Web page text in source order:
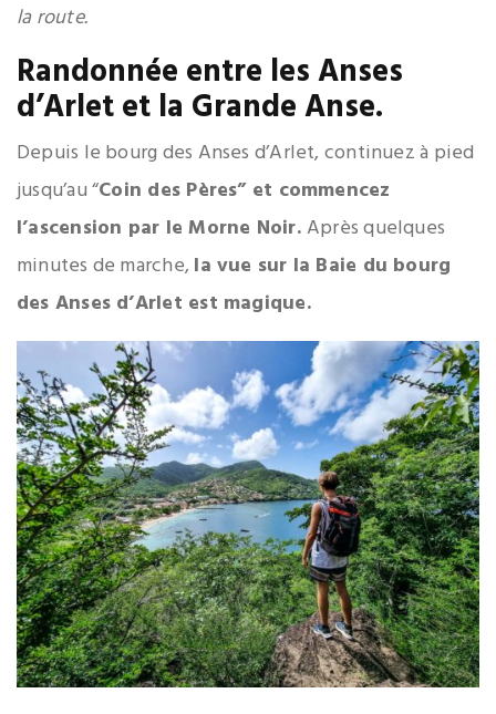
la route.
Randonnée entre les Anses
d’Arlet et la Grande Anse.
Depuis le bourg des Anses d’Arlet, continuez à pied
jusqu’au “Coin des Pères” et commencez
l’ascension par le Morne Noir.Après quelques
minutes de marche, la vue sur la Baie du bourg
des Anses d’Arlet est magique.